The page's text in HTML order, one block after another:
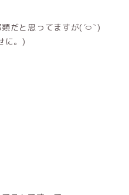
だと思ってます‪が( ᷇࿀ ᷆ )‬
に。)